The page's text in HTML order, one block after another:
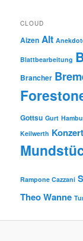
CLOUD
Aizen Alt
Blattbearbeitung
Brancher
Gottsu Gurt
Keilwerth Konzert
Rampone Cazzani
Theo Wanne